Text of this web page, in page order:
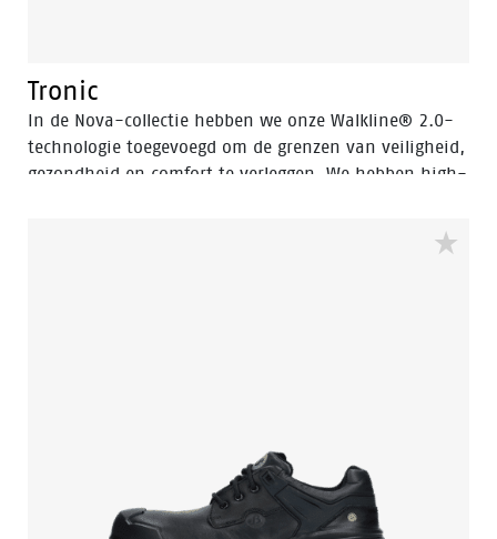
Tronic
In de Nova-collectie hebben we onze Walkline® 2.0-
technologie toegevoegd om de grenzen van veiligheid,
gezondheid en comfort te verleggen. We hebben high-
gecombineerd met een flexibele, TPU Quattrotech® en
Walkline® 2.0-zool om een schoen te creëren die is